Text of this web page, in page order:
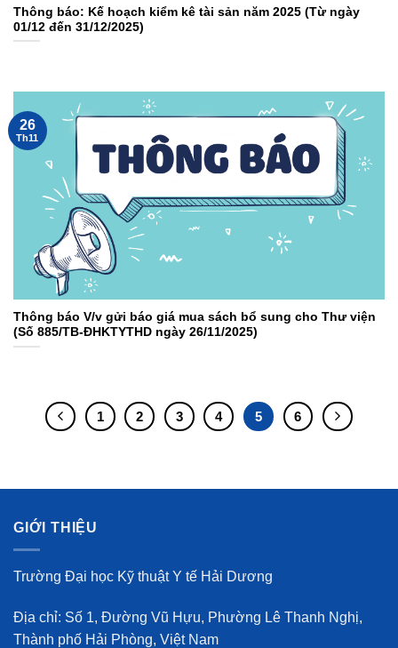
Thông báo: Kế hoạch kiểm kê tài sản năm 2025 (Từ ngày
01/12 đến 31/12/2025)
Thông báo V/v gửi báo giá mua sách bổ sung cho Thư viện
(Số 885/TB-ĐHKTYTHD ngày 26/11/2025)
26
Th11
1 2 3 4 5 6
GIỚI THIỆU
Trường Đại học Kỹ thuật Y tế Hải Dương
Địa chỉ: Số 1, Đường Vũ Hựu, Phường Lê Thanh Nghị,
Thành phố Hải Phòng, Việt Nam